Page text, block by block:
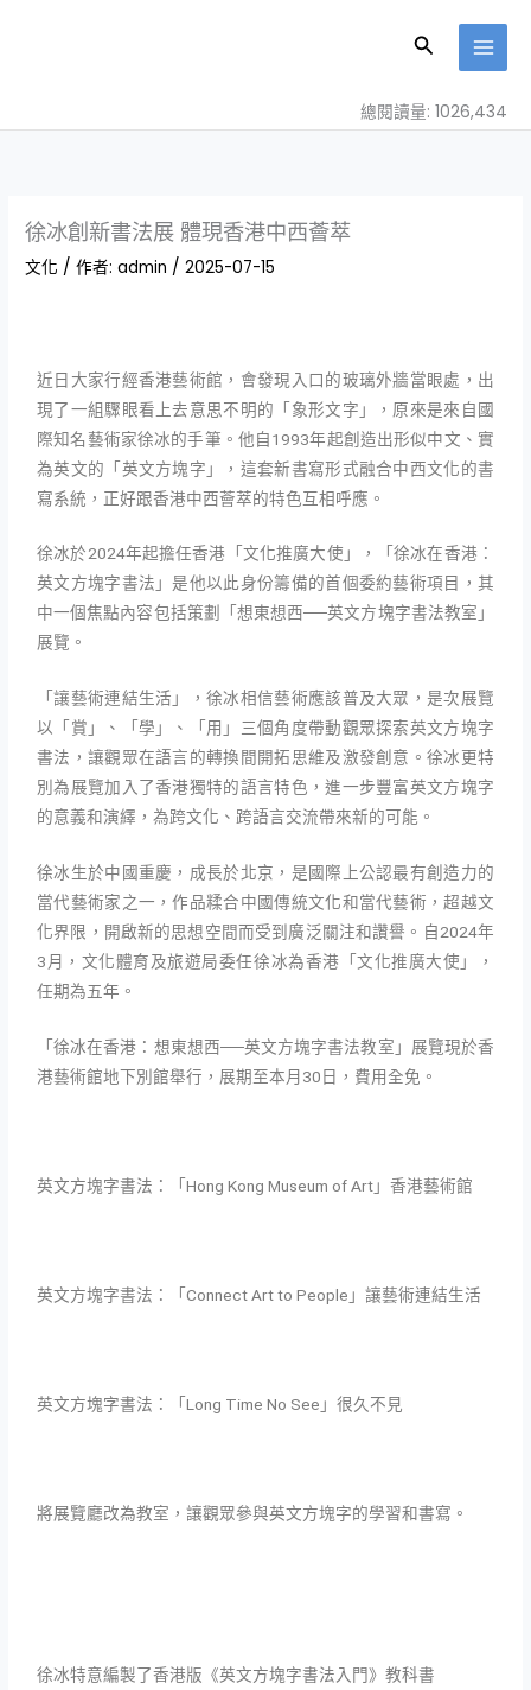
內
搜
總閱讀量: 1026,434
徐冰創新書法展 體現香港中西薈萃
文化 / 作者:admin /2025-07-15
近日大家行經香港藝術館，會發現入口的玻璃外牆當眼處，出
現了一組驟眼看上去意思不明的「象形文字」，原來是來自國
際知名藝術家徐冰的手筆。他自1993年起創造出形似中文、實
為英文的「英文方塊字」，這套新書寫形式融合中西文化的書
寫系統，正好跟香港中西薈萃的特色互相呼應。
徐冰於2024年起擔任香港「文化推廣大使」，「徐冰在香港：
英文方塊字書法」是他以此身份籌備的首個委約藝術項目，其
中一個焦點內容包括策劃「想東想西──英文方塊字書法教室」
展覽。
「讓藝術連結生活」，徐冰相信藝術應該普及大眾，是次展覽
以「賞」、「學」、「用」三個角度帶動觀眾探索英文方塊字
書法，讓觀眾在語言的轉換間開拓思維及激發創意。徐冰更特
別為展覽加入了香港獨特的語言特色，進一步豐富英文方塊字
的意義和演繹，為跨文化、跨語言交流帶來新的可能。
徐冰生於中國重慶，成長於北京，是國際上公認最有創造力的
當代藝術家之一，作品糅合中國傳統文化和當代藝術，超越文
化界限，開啟新的思想空間而受到廣泛關注和讚譽。自2024年
3月，文化體育及旅遊局委任徐冰為香港「文化推廣大使」，
任期為五年。
「徐冰在香港：想東想西──英文方塊字書法教室」展覽現於香
港藝術館地下別館舉行，展期至本月30日，費用全免。
英文方塊字書法：「Hong Kong Museum of Art」香港藝術館
英文方塊字書法：「Connect Art to People」讓藝術連結生活
英文方塊字書法：「Long Time No See」很久不見
將展覽廳改為教室，讓觀眾參與英文方塊字的學習和書寫。
徐冰特意編製了香港版《英文方塊字書法入門》教科書